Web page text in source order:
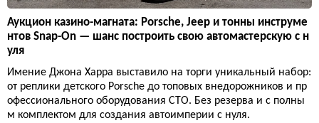
Аукцион казино-магната: Porsche, Jeep и тонны инструме
нтов Snap-On — шанс построить свою автомастерскую с н
уля
Имение Джона Харра выставило на торги уникальный набор:
от реплики детского Porsche до топовых внедорожников и пр
офессионального оборудования СТО. Без резерва и с полны
м комплектом для создания автоимперии с нуля.